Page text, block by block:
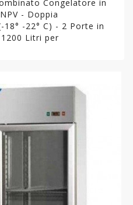
Congelatore in
- Doppia
-22° C) - 2 Porte in
Litri per